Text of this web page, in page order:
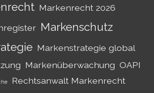
Markenrecht 2026
Markenschutz
Markenstrategie global
Markenüberwachung OAPI
Rechtsanwalt Markenrecht